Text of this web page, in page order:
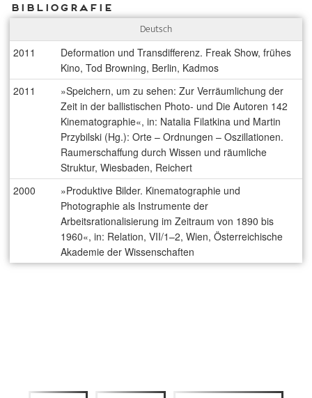
Bibliografie
Deutsch
2011
Deformation und Transdifferenz. Freak Show, frühes
Kino, Tod Browning, Berlin, Kadmos
2011
»Speichern, um zu sehen: Zur Verräumlichung der
Zeit in der ballistischen Photo- und Die Autoren 142
Kinematographie«, in: Natalia Filatkina und Martin
Przybilski (Hg.): Orte – Ordnungen – Oszillationen.
Raumerschaffung durch Wissen und räumliche
Struktur, Wiesbaden, Reichert
2000
»Produktive Bilder. Kinematographie und
Photographie als Instrumente der
Arbeitsrationalisierung im Zeitraum von 1890 bis
1960«, in: Relation, VII/1–2, Wien, Österreichische
Akademie der Wissenschaften